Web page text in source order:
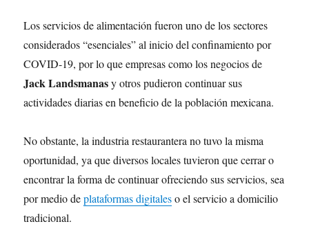
Los servicios de alimentación fueron uno de los sectores
considerados “esenciales” al inicio del confinamiento por
COVID-19, por lo que empresas como los negocios de
Jack Landsmanasy otros pudieron continuar sus
actividades diarias en beneficio de la población mexicana.
No obstante, la industria restaurantera no tuvo la misma
oportunidad, ya que diversos locales tuvieron que cerrar o
encontrar la forma de continuar ofreciendo sus servicios, sea
por medio deplataformas digitaleso el servicio a domicilio
tradicional.